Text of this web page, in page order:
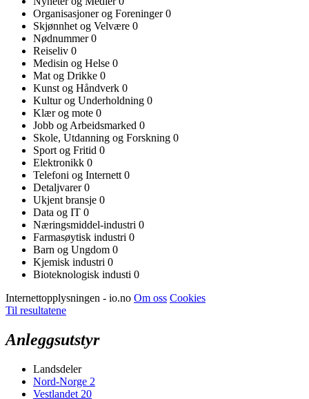
Organisasjoner og Foreninger0
Skjønnhet og Velvære 0
Nødnummer0
Reiseliv 0
Medisin og Helse 0
Mat og Drikke 0
Kunst og Håndverk 0
Kultur og Underholdning 0
Klær og mote 0
Jobb og Arbeidsmarked 0
Skole, Utdanning og Forskning 0
Sport og Fritid 0
Elektronikk 0
Telefoni og Internett 0
Detaljvarer0
Ukjent bransje 0
Data og IT 0
Næringsmiddel-industri 0
Farmasøytisk industri 0
Barn og Ungdom 0
Kjemisk industri 0
Bioteknologisk industi 0
Internettopplysningen - io.no Om oss Cookies
Til resultatene
Anleggsutstyr
Landsdeler
Nord-Norge 2
Vestlandet 20